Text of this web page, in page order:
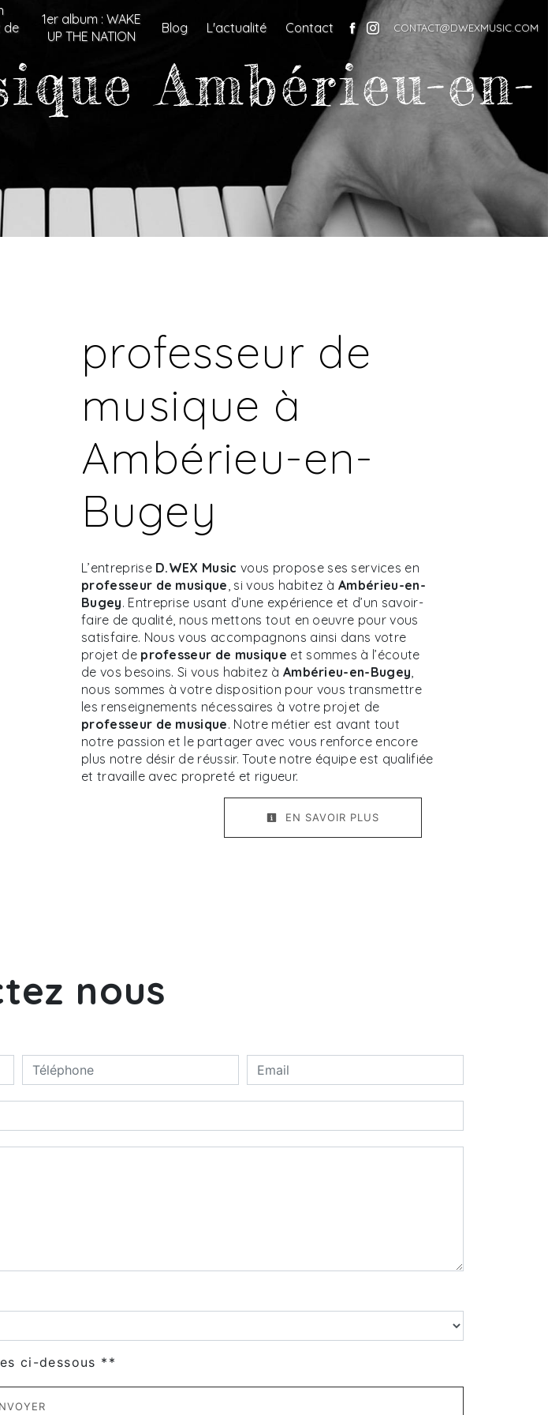
de
1er album : WAKE
UP THE NATION
Blog L'actualité Contact CONTACT@DWEXMUSIC.COM
Ambérieu-en-
professeur de
musique à
Ambérieu-en-
Bugey
L’entreprise D.WEX Music vous propose ses services en
professeur de musique, si vous habitez àAmbérieu-en-
Bugey. Entreprise usant d’une expérience et d’un savoir-
faire de qualité, nous mettons tout en oeuvre pour vous
satisfaire. Nous vous accompagnons ainsi dans votre
projet de professeur de musique et sommes à l’écoute
de vos besoins. Si vous habitez à Ambérieu-en-Bugey,
nous sommes à votre disposition pour vous transmettre
les renseignements nécessaires à votre projet de
professeur de musique. Notre métier est avant tout
notre passion et le partager avec vous renforce encore
plus notre désir de réussir. Toute notre équipe est qualifiée
et travaille avec propreté et rigueur.
EN SAVOIR PLUS
nous
ci-dessous **